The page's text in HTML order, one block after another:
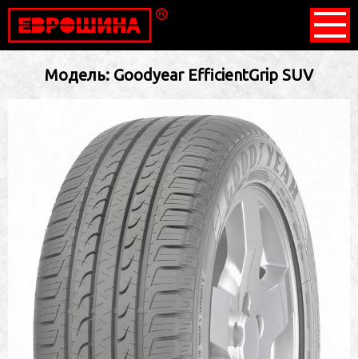
Модель: Goodyear EfficientGrip SUV